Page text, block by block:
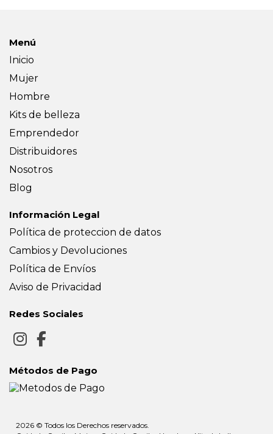
Menú
Inicio
Mujer
Hombre
Kits de belleza
Emprendedor
Distribuidores
Nosotros
Blog
Información Legal
Política de proteccion de datos
Cambios y Devoluciones
Política de Envíos
Aviso de Privacidad
Redes Sociales
Métodos de Pago
2026 © Todos los Derechos reservados.